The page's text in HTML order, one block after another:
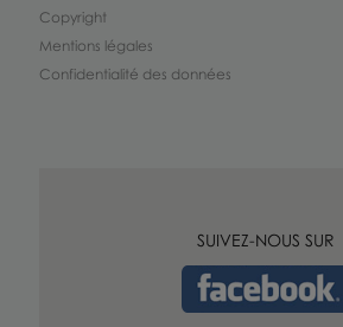
Copyright
Mentions légales
Confidentialité des données
SUIVEZ-NOUS SUR